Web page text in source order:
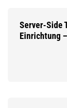
Server-Side
Einrichtung